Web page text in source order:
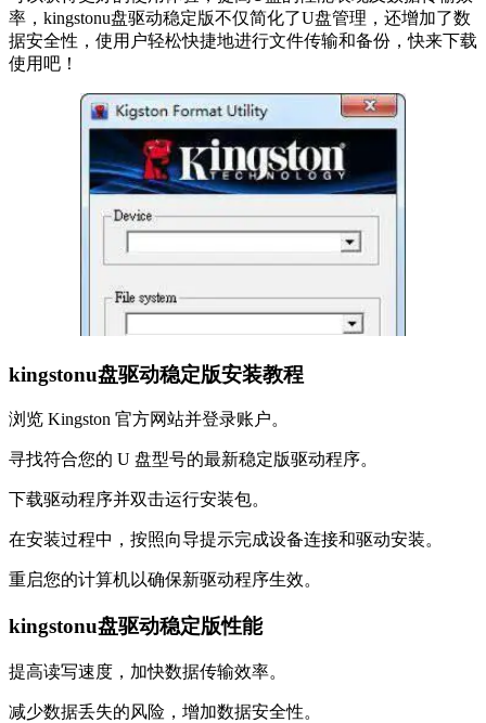
率，kingstonu盘驱动稳定版不仅简化了U盘管理，还增加了数
据安全性，使用户轻松快捷地进行文件传输和备份，快来下载
使用吧！
kingstonu盘驱动稳定版安装教程
浏览 Kingston 官方网站并登录账户。
寻找符合您的 U 盘型号的最新稳定版驱动程序。
下载驱动程序并双击运行安装包。
在安装过程中，按照向导提示完成设备连接和驱动安装。
重启您的计算机以确保新驱动程序生效。
kingstonu盘驱动稳定版性能
提高读写速度，加快数据传输效率。
减少数据丢失的风险，增加数据安全性。